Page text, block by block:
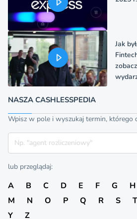
Jak
NASZA CASHLESSPEDIA
Wpisz w pole i wyszukaj termin, którego
Szukaj
lub przeglądaj:
A B C D E F G H
M
N O P Q R S T
Y
Z